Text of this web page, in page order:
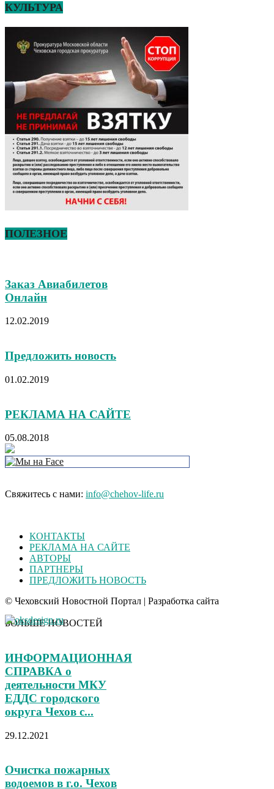
КУЛЬТУРА
ПОЛЕЗНОЕ
Заказ Авиабилетов
Онлайн
12.02.2019
Предложить новость
01.02.2019
РЕКЛАМА НА САЙТЕ
05.08.2018
Свяжитесь с нами: info@chehov-life.ru
КОНТАКТЫ
РЕКЛАМА НА САЙТЕ
АВТОРЫ
ПАРТНЕРЫ
ПРЕДЛОЖИТЬ НОВОСТЬ
© Чеховский Новостной Портал | Разработка сайта
БОЛЬШЕ НОВОСТЕЙ
ИНФОРМАЦИОННАЯ
СПРАВКА о
деятельности МКУ
ЕДДС городского
округа Чехов с...
29.12.2021
Очистка пожарных
водоемов в г.о. Чехов